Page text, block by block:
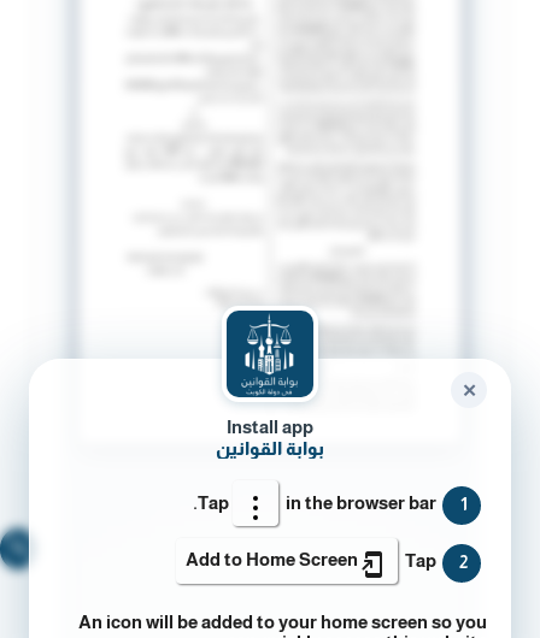
Install app
بوابة القوانين
1
Tap in the browser bar.
2
Tap
Add to Home Screen
An icon will be added to your home screen so you
✕